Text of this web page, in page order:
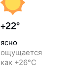
+22°
ясно
ощущается
как +26°C